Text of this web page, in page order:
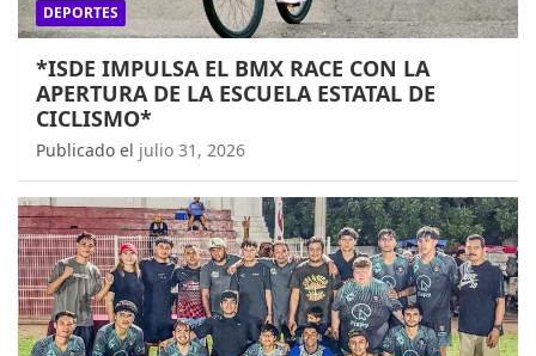
DEPORTES
*ISDE IMPULSA EL BMX RACE CON LA
APERTURA DE LA ESCUELA ESTATAL DE
CICLISMO*
Publicado el julio 31, 2026